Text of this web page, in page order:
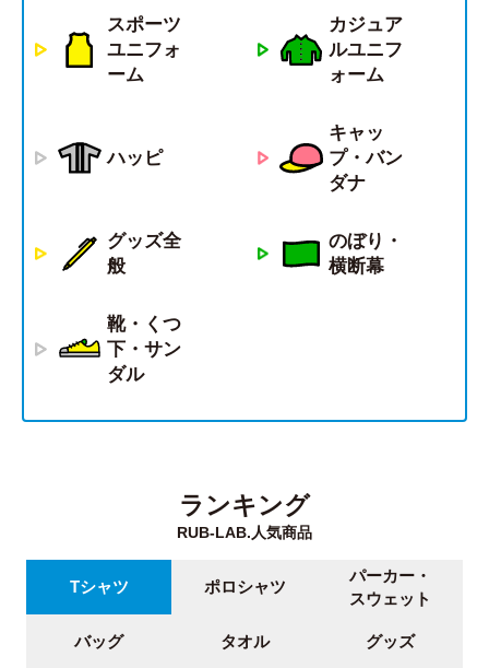
スポーツ
ユニフォ
ーム
カジュア
ルユニフ
ォーム
ハッピ
キャッ
プ・バン
ダナ
グッズ全
般
のぼり・
横断幕
靴・くつ
下・サン
ダル
ランキング
RUB-LAB.人気商品
Tシャツ ポロシャツ
パーカー・
スウェット
バッグ タオル グッズ